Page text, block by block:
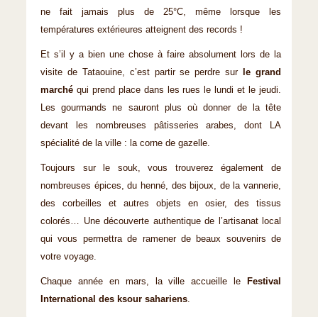
ne fait jamais plus de 25°C, même lorsque les
températures extérieures atteignent des records !
Et s’il y a bien une chose à faire absolument lors de la
visite de Tataouine, c’est partir se perdre sur
le grand
marché qui prend place dans les rues le lundi et le jeudi.
Les gourmands ne sauront plus où donner de la tête
devant les nombreuses pâtisseries arabes, dont LA
spécialité de la ville : la corne de gazelle.
Toujours sur le souk, vous trouverez également de
nombreuses épices, du henné, des bijoux, de la vannerie,
des corbeilles et autres objets en osier, des tissus
colorés… Une découverte authentique de l’artisanat local
qui vous permettra de ramener de beaux souvenirs de
votre voyage.
Chaque année en mars, la ville accueille le
Festival
International des ksour sahariens